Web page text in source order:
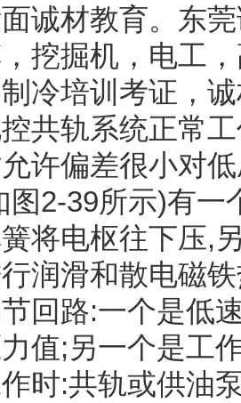
诚材教育。东
挖掘机，电工
冷培训考证，
共轨系统正常
许偏差很小对
图2-39所示)有
将电枢往下压,
润滑和散电磁
回路:一个是低
值;另一个是工
时:共轨或供油